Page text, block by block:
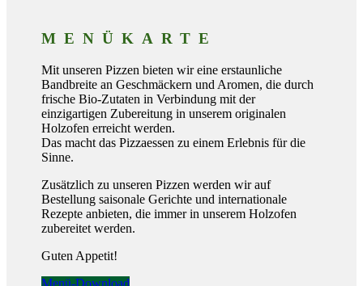
MENÜKARTE
Mit unseren Pizzen bieten wir eine erstaunliche
Bandbreite an Geschmäckern und Aromen, die durch
frische Bio-Zutaten in Verbindung mit der
einzigartigen Zubereitung in unserem originalen
Holzofen erreicht werden.
Das macht das Pizzaessen zu einem Erlebnis für die
Sinne.
Zusätzlich zu unseren Pizzen werden wir auf
Bestellung saisonale Gerichte und internationale
Rezepte anbieten, die immer in unserem Holzofen
zubereitet werden.
Guten Appetit!
Menü-Download